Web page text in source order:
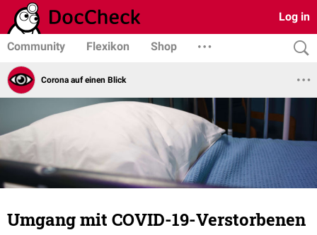
Log in
Community Flexikon Shop
Corona auf einen Blick
Umgang mit COVID-19-Verstorbenen